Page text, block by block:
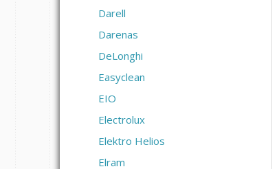
Darell
Darenas
DeLonghi
Easyclean
EIO
Electrolux
Elektro Helios
Elram